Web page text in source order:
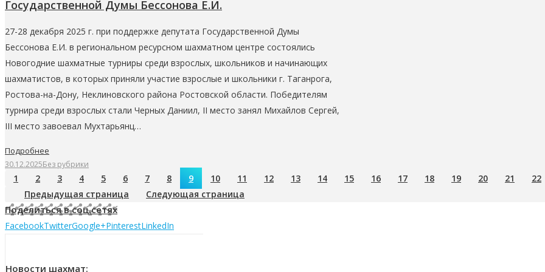
Государственной Думы Бессонова Е.И.
27-28 декабря 2025 г. при поддержке депутата Государственной Думы
Бессонова Е.И. в региональном ресурсном шахматном центре состоялись
Новогодние шахматные турниры среди взрослых, школьников и начинающих
шахматистов, в которых приняли участие взрослые и школьники г. Таганрога,
Ростова-на-Дону, Неклиновского района Ростовской области. Победителям
турнира среди взрослых стали Черных Даниил, II место занял Михайлов Сергей,
III место завоевал Мухтарьянц…
Подробнее
30.12.2025Без рубрики
1 2 3 4 5 6 7 8 9 10 11 12 13 14 15 16 17 18 19 20 21 22
Предыдущая страница
Следующая страница
Поделиться в соц.сетях
FacebookTwitterGoogle+PinterestLinkedIn
Новости шахмат: